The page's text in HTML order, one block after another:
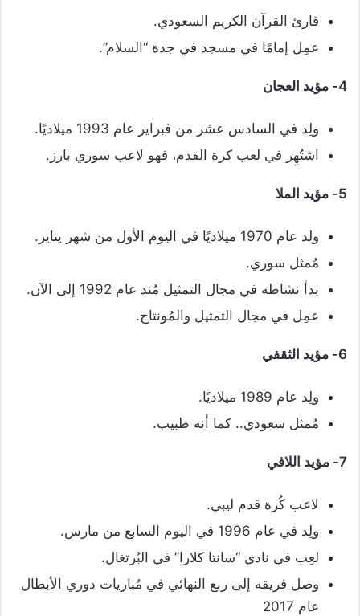
قارئ القرآن الكريم السعودي.
عمِل إمامًا في مسجد في جدة “السلام”.
4- مؤيد العجان
ولِد في السادس عشر من فبراير عام 1993 ميلاديًا.
اشتُهِر في لعب كرة القدم، فهو لاعب سوري بارز.
5- مؤيد الملا
ولِد عام 1970 ميلاديًا في اليوم الأول من شهر يناير.
مُمثل سوري.
بدأ نشاطه في مجال التمثيل مُند عام 1992 إلى الآن.
عمِل في مجال التمثيل والمُونتاج.
6- مؤيد الثقفي
ولِد عام 1989 ميلاديًا.
مُمثل سعودي.. كما أنه طبيب.
7- مؤيد اللافي
لاعب كُرة قدم ليبي.
ولِد في عام 1996 في اليوم السابع من مارس.
لعِب في نادي “سانتا كلارا” في البُرتغال.
وصل فريقه إلى ربع النهائي في مُباريات دوري الأبطال
عام 2017